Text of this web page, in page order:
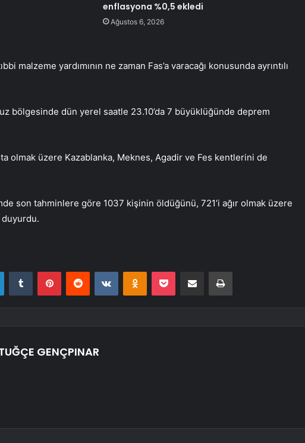
enflasyona %0,5 ekledi
Ağustos 6, 2026
malzeme yardımının ne zaman Fas’a varacağı konusunda ayrıntılı
bölgesinde dün yerel saatle 23.10’da 7 büyüklüğünde deprem
olmak üzere Kazablanka, Meknes, Agadir ve Fes kentlerini de
son tahminlere göre 1037 kişinin öldüğünü, 721’i ağır olmak üzere
duyurdu.
LinkedInTumblr PinterestReddit VKontakteOdnoklassniki
Pocket E-Posta ile paylaş Yazdır
GENÇPINAR